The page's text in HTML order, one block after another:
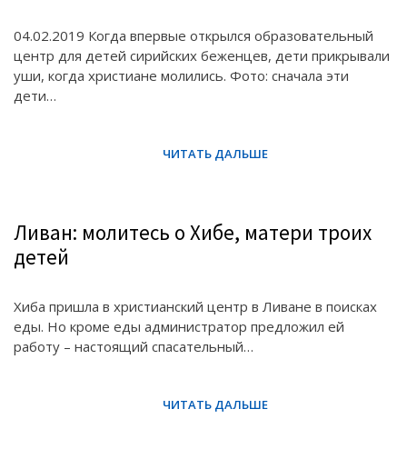
04.02.2019 Когда впервые открылся образовательный
центр для детей сирийских беженцев, дети прикрывали
уши, когда христиане молились. Фото: сначала эти
дети…
Ливан: молитесь о Хибе, матери троих
детей
Хиба пришла в христианский центр в Ливане в поисках
еды. Но кроме еды администратор предложил ей
работу – настоящий спасательный…